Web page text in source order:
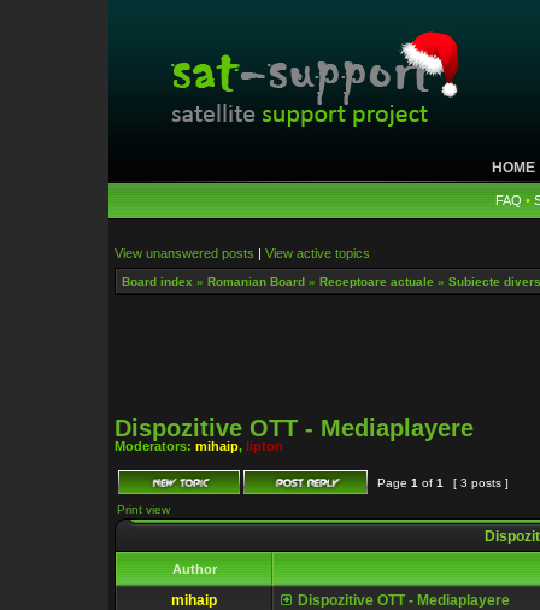
HOME
FAQ •
View unanswered posts | View active topics
Board index » Romanian Board » Receptoare actuale » Subiecte
Dispozitive OTT - Mediaplayere
Moderators: mihaip, lipton
Page 1 of 1
[ 3 posts ]
Print view
Author
mihaip Dispozitive OTT - Mediaplayere